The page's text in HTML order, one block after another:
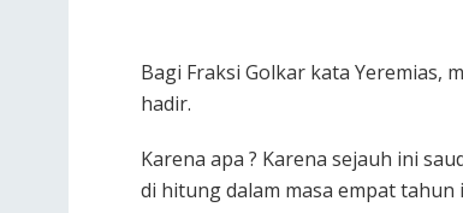
Bagi Fraksi Golkar kata Yeremias,
hadir.
Karena apa ? Karena sejauh ini
di hitung dalam masa empat tahun